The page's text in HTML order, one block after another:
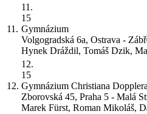
11.
11.
15
Gymnázium
Volgogradská 6a, Ostrava -
Hynek Dráždil, Tomáš Dzik,
12.
12.
15
Gymnázium Christiana Dopplera
Zborovská 45, Praha 5 - Malá
Marek Fürst, Roman Mikoláš,